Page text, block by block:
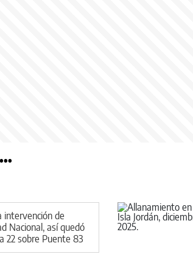
intervención de
Nacional, así quedó
22 sobre Puente 83